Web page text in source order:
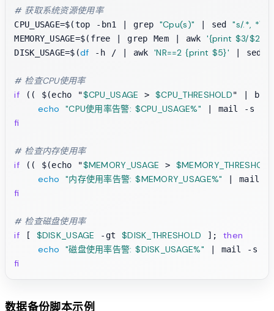
# 获取系统资源使用率
CPU_USAGE=$(top -bn1 | grep "Cpu(s)" | sed "s/.*,
MEMORY_USAGE=$(free | grep Mem | awk '{print $3/$2 *
DISK_USAGE=$(df -h / | awk 'NR==2 {print $5}' | sed
# 检查CPU使用率
if (( $(echo "$CPU_USAGE > $CPU_THRESHOLD" |
echo "CPU使用率告警: $CPU_USAGE%" | mail -s
fi
# 检查内存使用率
if (( $(echo "$MEMORY_USAGE > $MEMORY_THRESHOLD
echo "内存使用率告警: $MEMORY_USAGE%" | mail
fi
# 检查磁盘使用率
if [ $DISK_USAGE -gt $DISK_THRESHOLD ]; then
echo
"磁盘使用率告警: $DISK_USAGE%" | mail -s
fi
数据备份脚本示例